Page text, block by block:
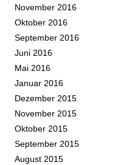
November 2016
Oktober 2016
September 2016
Juni 2016
Mai 2016
Januar 2016
Dezember 2015
November 2015
Oktober 2015
September 2015
August 2015